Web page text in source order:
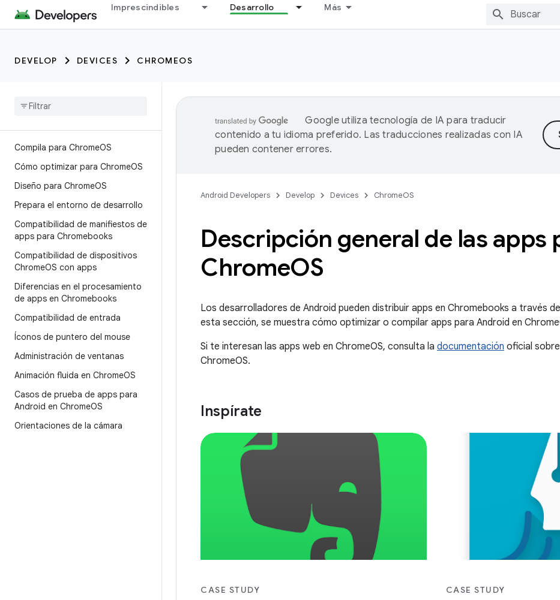
Imprescindibles Desarrollo Más
DEVELOP DEVICES CHROMEOS
Compila para ChromeOS
Cómo optimizar para ChromeOS
Diseño para ChromeOS
Prepara el entorno de desarrollo
Compatibilidad de manifiestos de
apps para Chromebooks
Compatibilidad de dispositivos
ChromeOS con apps
Diferencias en el procesamiento
de apps en Chromebooks
Compatibilidad de entrada
Íconos de puntero del mouse
Administración de ventanas
Animación fluida en ChromeOS
Casos de prueba de apps para
Android en ChromeOS
Orientaciones de la cámara
Google utiliza tecnología de IA para traducir
contenido a tu idioma preferido. Las traducciones realizadas con IA
pueden contener errores.
Android Developers Develop Devices ChromeOS
Descripción general de las apps
ChromeOS
Los desarrolladores de Android pueden distribuir apps en Chromebooks a través
esta sección, se muestra cómo optimizar o compilar apps para Android en
Si te interesan las apps web en ChromeOS, consulta la documentación oficial
ChromeOS.
Inspírate
CASE STUDY CASE STUDY